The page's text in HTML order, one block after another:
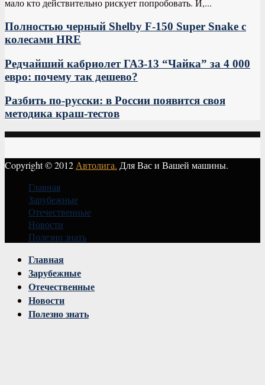
мало кто действительно рискует попробовать. И,...
Полностью черный Shelby F-150 Super Snake с
колесами HRE
Редчайший кабриолет ГАЗ-13 “Чайка” за 4 000
евро: почему так дешево?
Разбить по-русски: в России появится своя
методика краш-тестов
Copyright © 2012 Автолига. Для Вас и Вашей машины.
Главная
Зарубежные
Отечественные
Новости
Полезно знать
Главная
Зарубежные
Отечественные
Новости
Полезно знать